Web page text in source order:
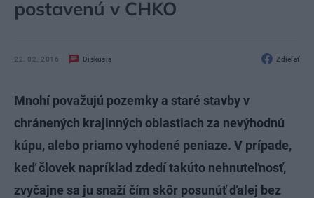
postavenú v CHKO
22. 02. 2016 Diskusia Zdieľať
Mnohí považujú pozemky a staré stavby v
chránených krajinných oblastiach za nevýhodnú
kúpu, alebo priamo vyhodené peniaze. V prípade,
keď človek napríklad zdedí takúto nehnuteľnosť,
zvyčajne sa ju snaží čím skôr posunúť ďalej bez